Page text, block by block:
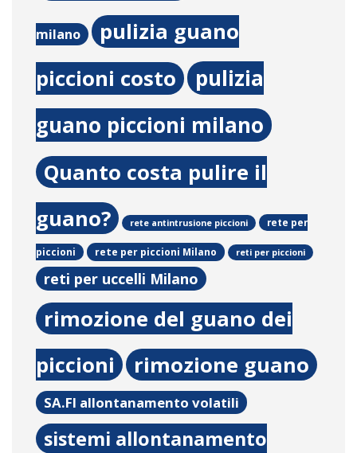
milano
pulizia guano
piccioni costo
pulizia
guano piccioni milano
Quanto costa pulire il
guano?
rete antintrusione piccioni rete per
piccioni rete per piccioni Milano reti per piccioni
reti per uccelli Milano
rimozione del guano dei
piccioni
rimozione guano
SA.FI allontanamento volatili
sistemi allontanamento